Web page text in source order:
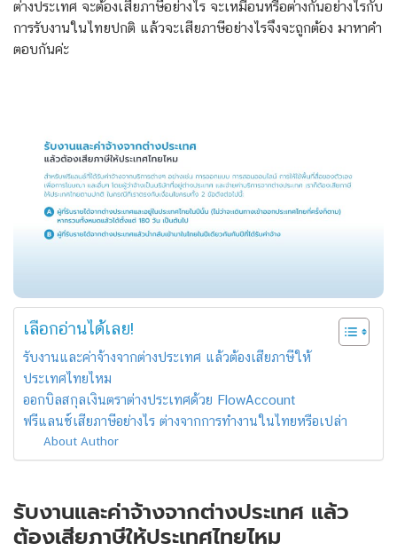
ต่างประเทศ จะต้องเสียภาษีอย่างไร จะเหมือนหรือต่างกันอย่างไรกับ
การรับงานในไทยปกติ แล้วจะเสียภาษีอย่างไรจึงจะถูกต้อง มาหาคำ
ตอบกันค่ะ
เลือกอ่านได้เลย!
รับงานและค่าจ้างจากต่างประเทศ แล้วต้องเสียภาษีให้
ประเทศไทยไหม
ออกบิลสกุลเงินตราต่างประเทศด้วย FlowAccount
ฟรีแลนซ์เสียภาษีอย่างไร ต่างจากการทำงานในไทยหรือเปล่า
About Author
รับงานและค่าจ้างจากต่างประเทศ แล้ว
ต้องเสียภาษีให้ประเทศไทยไหม